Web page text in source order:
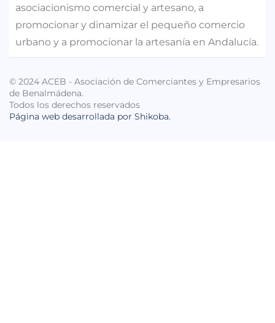
asociacionismo comercial y artesano, a
promocionar y dinamizar el pequeño comercio
urbano y a promocionar la artesanía en Andalucía.
© 2024 ACEB - Asociación de Comerciantes y Empresarios
de Benalmádena.
Todos los derechos reservados
Página web desarrollada por Shikoba.